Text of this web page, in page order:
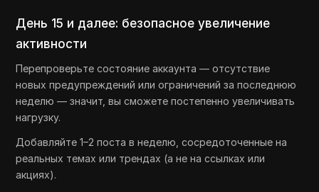
День 15 и далее: безопасное увеличение
активности
Перепроверьте состояние аккаунта — отсутствие
новых предупреждений или ограничений за последнюю
неделю — значит, вы сможете постепенно увеличивать
нагрузку.
Добавляйте 1–2 поста в неделю, сосредоточенные на
реальных темах или трендах (а не на ссылках или
акциях).